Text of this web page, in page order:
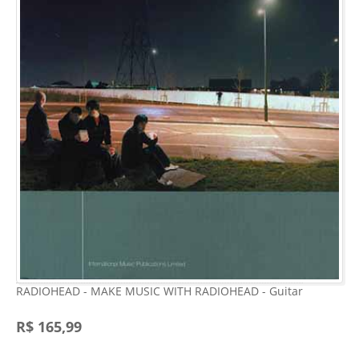
RADIOHEAD - MAKE MUSIC WITH RADIOHEAD - Guitar
R$ 165,99